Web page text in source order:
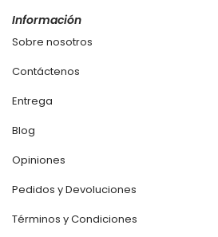
Información
Sobre nosotros
Contáctenos
Entrega
Blog
Opiniones
Pedidos y Devoluciones
Términos y Condiciones